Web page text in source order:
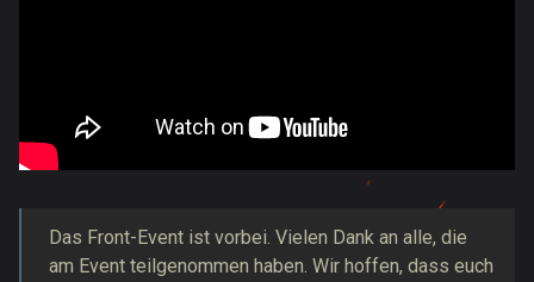
Das Front-Event ist vorbei. Vielen Dank an alle, die
am Event teilgenommen haben. Wir hoffen, dass euch